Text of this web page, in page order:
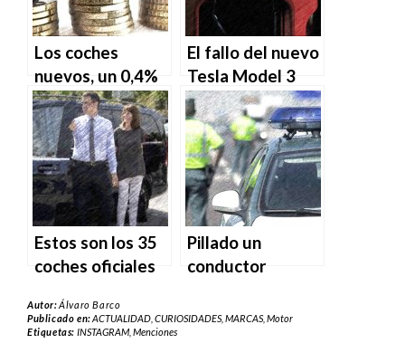
Los coches
nuevos, un 0,4%
más caros que el
año pasado
El fallo del nuevo
Tesla Model 3
que se ha vuelto
viral
Estos son los 35
coches oficiales
Gobierno
Pillado un
conductor
km/h en la AP-7
Autor:Álvaro Barco
Publicado en:ACTUALIDAD ,CURIOSIDADES,MARCAS,Motor
Etiquetas: INSTAGRAM, Menciones